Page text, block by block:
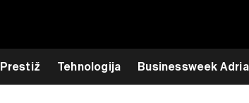
Prestiž Tehnologija Businessweek Adria